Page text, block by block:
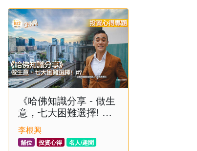
《哈佛知識分享 - 做生
意，七大困難選擇! 》
(7)
李根興
舖位 投資心得 名人/趣聞